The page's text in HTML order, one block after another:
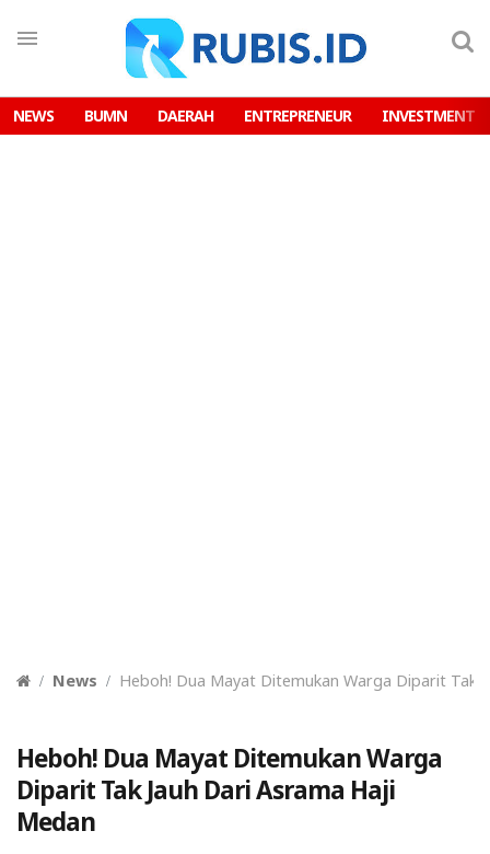
NEWS BUMN DAERAH ENTREPRENEUR INVESTMENT
News Heboh! Dua Mayat Ditemukan Warga Diparit Tak
Heboh! Dua Mayat Ditemukan Warga
Diparit Tak Jauh Dari Asrama Haji
Medan